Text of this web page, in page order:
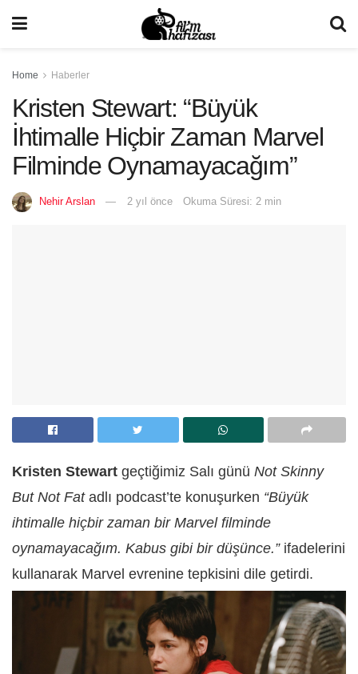
Home Haberler
Kristen Stewart: “Büyük
İhtimalle Hiçbir Zaman Marvel
Filminde Oynamayacağım”
Nehir Arslan 2 yıl önce Okuma Süresi: 2 min
Kristen Stewart geçtiğimiz Salı günü Not Skinny
But Not Fatadlı podcast’te konuşurken “Büyük
ihtimalle hiçbir zaman bir Marvel filminde
oynamayacağım. Kabus gibi bir düşünce.”ifadelerini
kullanarak Marvel evrenine tepkisini dile getirdi.